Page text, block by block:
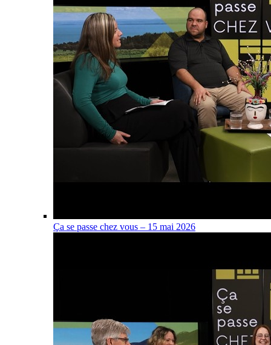
Ça se passe chez vous – 15 mai 2026